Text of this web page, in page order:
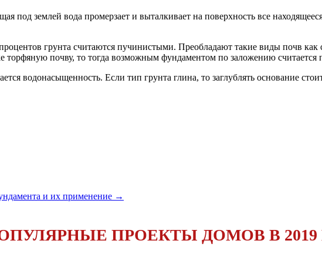
под землей вода промерзает и выталкивает на поверхность все
грунта считаются пучинистыми. Преобладают такие виды почв как
торфяную почву, то тогда возможным фундаментом по заложению считается
водонасыщенность. Если тип грунта глина, то заглублять основание
и их применение →
ПРОЕКТЫ ДОМОВ В 2019